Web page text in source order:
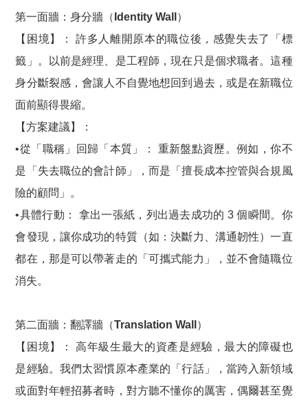
第一面牆：身分牆（Identity Wall）
【困境】： 許多人離開原本的職位後，感覺失去了「標
籤」。以前是經理、是工程師，現在只是個求職者。這種
身分斷裂感，會讓人不自覺地想回到過去，或是在新職位
面前顯得畏縮。
【方案建議】：
•從「職稱」回歸「本質」： 重新盤點資歷。例如，你不
是「失去職位的會計師」，而是「擅長成本控管與合規風
險的顧問」。
•具體行動： 拿出一張紙，列出過去成功的 3 個瞬間。你
會發現，讓你成功的特質（如：決斷力、溝通韌性）一直
都在，那是可以帶著走的「可攜式能力」，並不會隨職位
消失。
第二面牆：翻譯牆（Translation Wall）
【困境】： 高年級生最大的資產是經驗，最大的障礙也
是經驗。我們太習慣原本產業的「行話」，當跨入新領域
或面對年輕招募者時，對方聽不懂你的厲害，偶爾甚至覺